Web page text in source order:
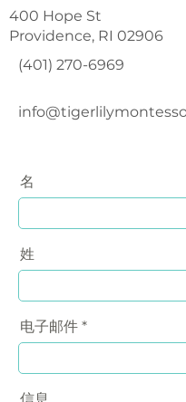
400 Hope St
Providence, RI 02906
(401) 270-6969
名
姓
电子邮件